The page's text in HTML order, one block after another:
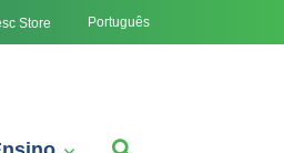
Store Português